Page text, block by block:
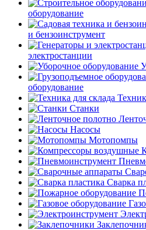
оборудование
и бензоинструмент
электростанции
оборудование
Станки
Насосы
Мотопомпы
Сварка